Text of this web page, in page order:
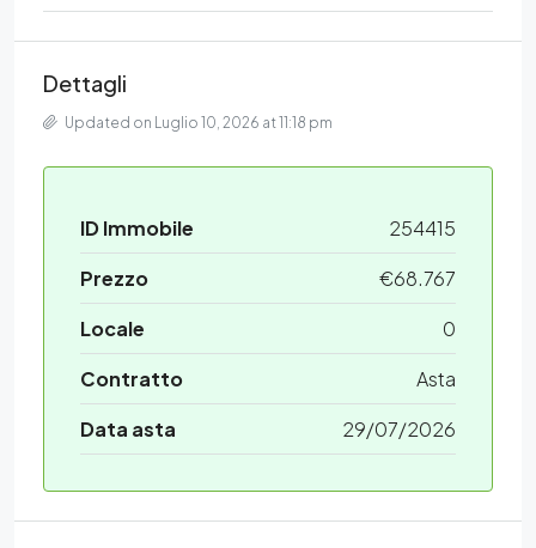
Dettagli
Updated on Luglio 10, 2026 at 11:18 pm
ID Immobile
254415
Prezzo
€68.767
Locale
0
Contratto
Asta
Data asta
29/07/2026